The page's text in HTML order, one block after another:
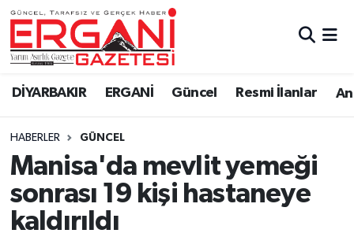
DİYARBAKIR ERGANİ Güncel Resmi İlanlar
HABERLER GÜNCEL
Manisa'da mevlit yemeği
sonrası 19 kişi hastaneye
kaldırıldı
DİYARBAKIR
BİSMİL
BAĞLAR
ERGANİ
Güncel
Resmi İlanlar
Ergani Nöbetçi Eczaneler
Ergani Hava Durumu
Ergani Trafik Yoğunluk Haritası
Süper Lig Puan Durumu ve Fikstür
Tüm Manşetler